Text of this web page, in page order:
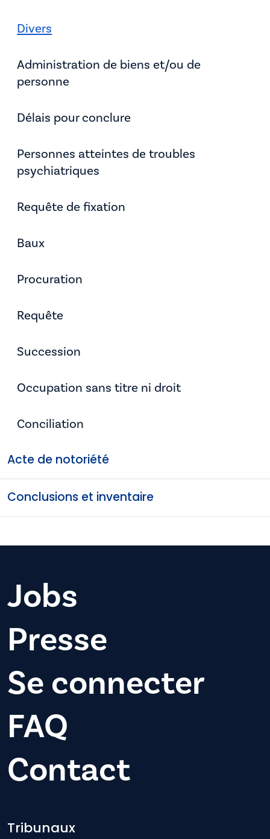
Divers
Administration de biens et/ou de
personne
Délais pour conclure
Personnes atteintes de troubles
psychiatriques
Requête de fixation
Baux
Procuration
Requête
Succession
Occupation sans titre ni droit
Conciliation
Acte de notoriété
Conclusions et inventaire
Jobs
Presse
Se connecter
FAQ
Contact
Tribunaux